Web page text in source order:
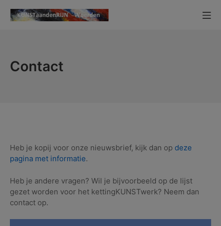
naar
Contact
Heb je kopij voor onze nieuwsbrief, kijk dan op deze
pagina met informatie.
Heb je andere vragen? Wil je bijvoorbeeld op de lijst
gezet worden voor het kettingKUNSTwerk? Neem dan
contact op.